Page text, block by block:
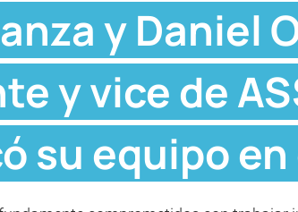
y Daniel
y vice de
su equipo en